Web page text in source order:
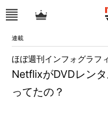
連載
NetflixがDVDレン
ってたの？
ほぼ週刊インフォグラフ